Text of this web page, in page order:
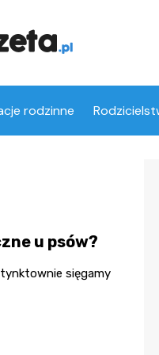
rodzinne
u psów?
sięgamy